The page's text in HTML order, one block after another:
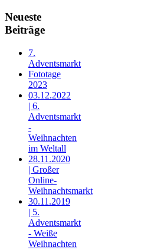
Neueste
Beiträge
7.
Adventsmarkt
Fototage
2023
03.12.2022
| 6.
Adventsmarkt
-
Weihnachten
im Weltall
28.11.2020
| Großer
Online-
Weihnachtsmarkt
30.11.2019
| 5.
Adventsmarkt
- Weiße
Weihnachten